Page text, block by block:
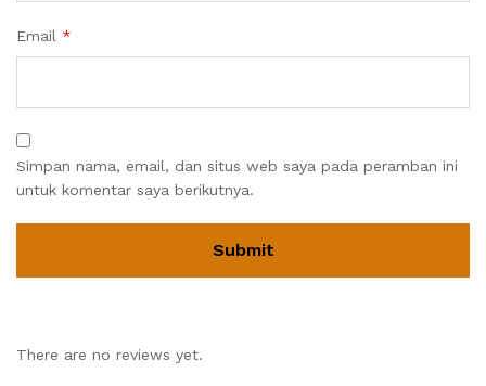
Email *
Simpan nama, email, dan situs web saya pada peramban ini
untuk komentar saya berikutnya.
There are no reviews yet.